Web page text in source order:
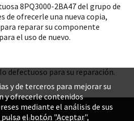
8PQ3000-2BA47 del grupo de
de ofrecerle una nueva copia,
reparar su componente
el uso de nuevo.
defectuoso para su reparación.
y de terceros para mejorar su
y ofrecerle contenidos
mediante el análisis de sus
pulsa el botón "Aceptar",